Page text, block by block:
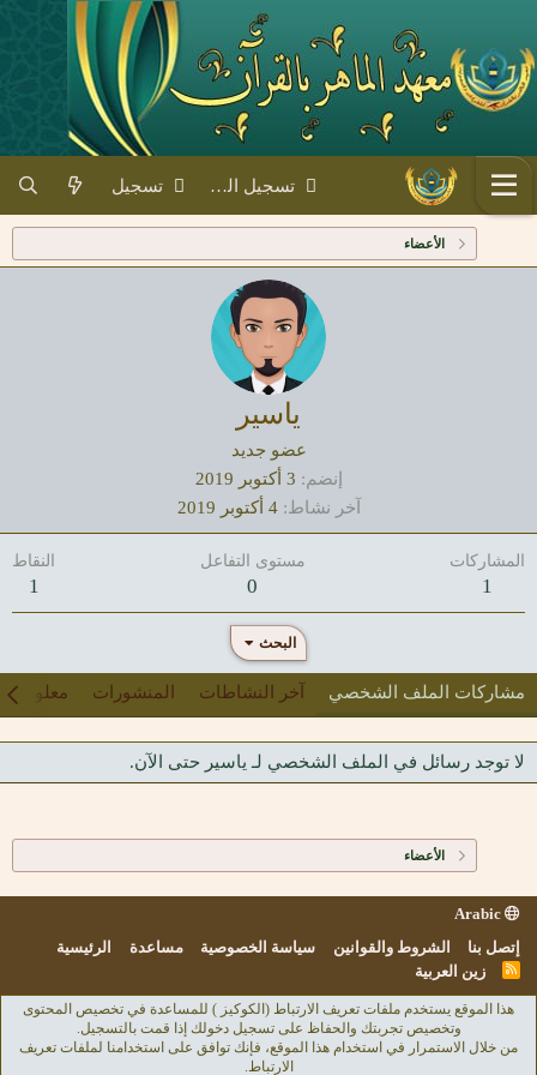
تسجيل الدخول تسجيل
الأعضاء
ياسير
عضو جديد
إنضم
3 أكتوبر 2019
آخر نشاط 4 أكتوبر 2019
المشاركات
1
مستوى التفاعل
0
النقاط
1
البحث
مشاركات الملف الشخصي آخر النشاطات المنشورات معلومات
لا توجد رسائل في الملف الشخصي لـ ياسير حتى الآن.
الأعضاء
إتصل بنا
الشروط والقوانين سياسة الخصوصية مساعدة الرئيسية
R
زين العربية
هذا الموقع يستخدم ملفات تعريف الارتباط (الكوكيز ) للمساعدة في تخصيص المحتوى
وتخصيص تجربتك والحفاظ على تسجيل دخولك إذا قمت بالتسجيل.
من خلال الاستمرار في استخدام هذا الموقع، فإنك توافق على استخدامنا لملفات تعريف
الارتباط.